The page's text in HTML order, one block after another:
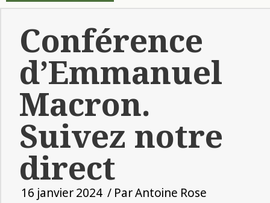
Conférence
d’Emmanuel
Macron.
Suivez notre
direct
16 janvier 2024 / ParAntoine Rose